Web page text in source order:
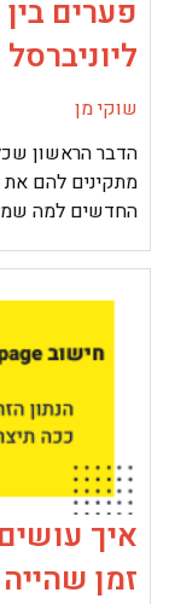
שוקי מן
הדבר הראשון
החדשים למה
זמן